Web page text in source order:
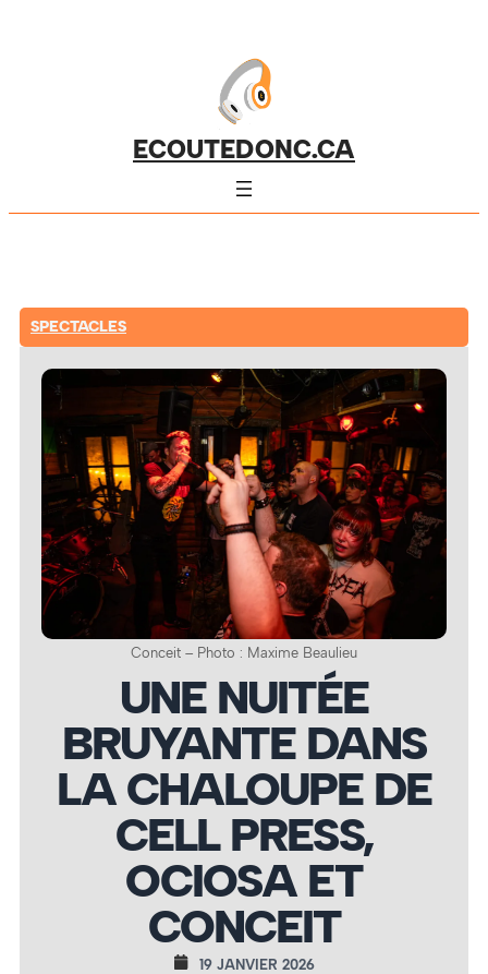
ECOUTEDONC.CA
SPECTACLES
Conceit – Photo : Maxime Beaulieu
UNE NUITÉE
BRUYANTE DANS
LA CHALOUPE DE
CELL PRESS,
OCIOSA ET
CONCEIT
19 JANVIER 2026